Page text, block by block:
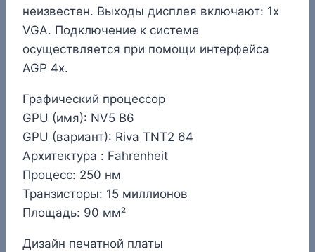
неизвестен. Выходы дисплея включают: 1x
VGA. Подключение к системе
осуществляется при помощи интерфейса
AGP 4x.
Графический процессор
GPU (имя): NV5 B6
GPU (вариант): Riva TNT2 64
Архитектура : Fahrenheit
Процесс: 250 нм
Транзисторы: 15 миллионов
Площадь: 90 мм²
Дизайн печатной платы